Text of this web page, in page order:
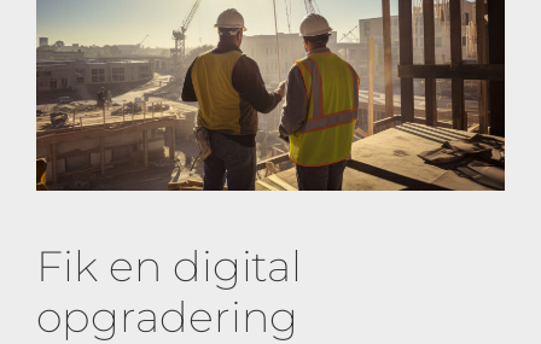
Fik en digital
opgradering